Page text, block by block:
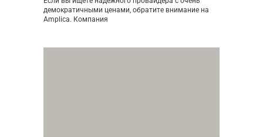
демократичными ценами, обратите внимание на
Amplica. Компания